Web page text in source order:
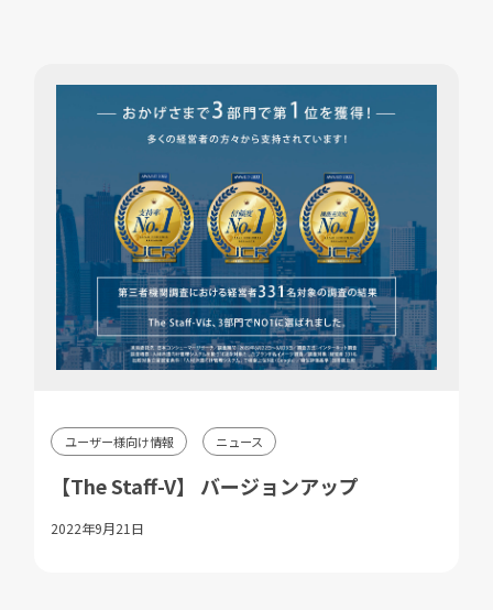
ユーザー様向け情報 ニュース
【The Staff-V】 バージョンアップ
2022年9月21日